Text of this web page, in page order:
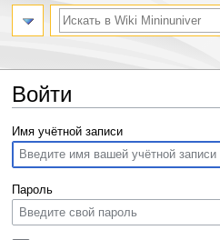
Войти
Перейти
навигации
Перейти
поиску
Имя учётной записи
Пароль